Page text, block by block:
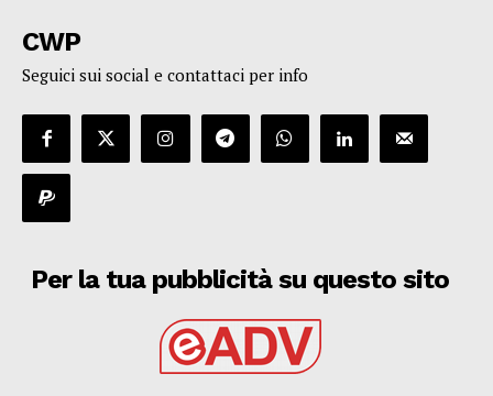
CWP
Seguici sui social e contattaci per info
Per la tua pubblicità su questo sito